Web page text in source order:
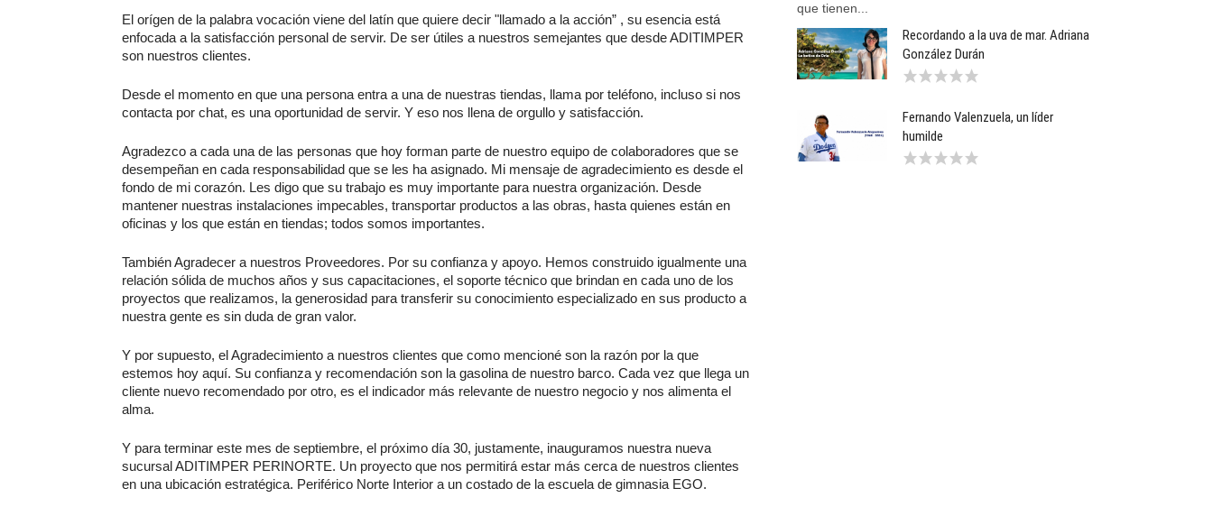
El orígen de la palabra vocación viene del latín que quiere decir "llamado a la acción” , su esencia está
enfocada a la satisfacción personal de servir. De ser útiles a nuestros semejantes que desde ADITIMPER
son nuestros clientes.
Desde el momento en que una persona entra a una de nuestras tiendas, llama por teléfono, incluso si nos
contacta por chat, es una oportunidad de servir. Y eso nos llena de orgullo y satisfacción.
Agradezco a cada una de las personas que hoy forman parte de nuestro equipo de colaboradores que se
desempeñan en cada responsabilidad que se les ha asignado. Mi mensaje de agradecimiento es desde el
fondo de mi corazón. Les digo que su trabajo es muy importante para nuestra organización. Desde
mantener nuestras instalaciones impecables, transportar productos a las obras, hasta quienes están en
oficinas y los que están en tiendas; todos somos importantes.
También Agradecer a nuestros Proveedores. Por su confianza y apoyo. Hemos construido igualmente una
relación sólida de muchos años y sus capacitaciones, el soporte técnico que brindan en cada uno de los
proyectos que realizamos, la generosidad para transferir su conocimiento especializado en sus producto a
nuestra gente es sin duda de gran valor.
Y por supuesto, el Agradecimiento a nuestros clientes que como mencioné son la razón por la que
estemos hoy aquí. Su confianza y recomendación son la gasolina de nuestro barco. Cada vez que llega un
cliente nuevo recomendado por otro, es el indicador más relevante de nuestro negocio y nos alimenta el
alma.
Y para terminar este mes de septiembre, el próximo día 30, justamente, inauguramos nuestra nueva
sucursal ADITIMPER PERINORTE. Un proyecto que nos permitirá estar más cerca de nuestros clientes
en una ubicación estratégica. Periférico Norte Interior a un costado de la escuela de gimnasia EGO.
que tienen...
Recordando a la uva de mar. Adriana
González Durán
Fernando Valenzuela, un líder
humilde